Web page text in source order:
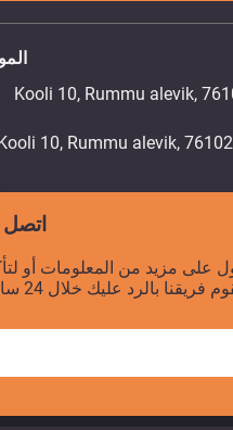
Kooli 10, Rummu alevik,
اتصل
على مزيد من المعلومات أو